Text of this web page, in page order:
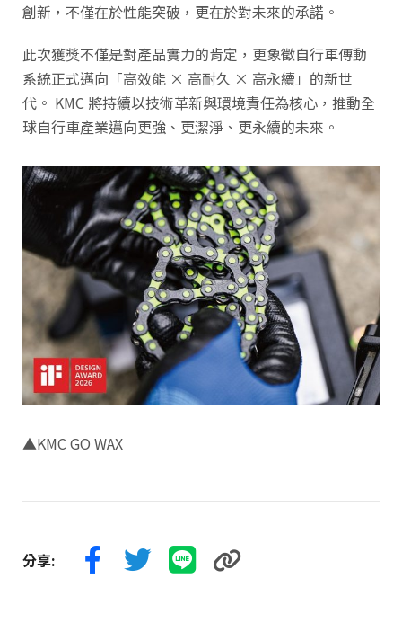
創新，不僅在於性能突破，更在於對未來的承諾。
此次獲獎不僅是對產品實力的肯定，更象徵自行車傳動
系統正式邁向「高效能 × 高耐久 × 高永續」的新世
代。 KMC 將持續以技術革新與環境責任為核心，推動全
球自行車產業邁向更強、更潔淨、更永續的未來。
▲KMC GO WAX
分享: